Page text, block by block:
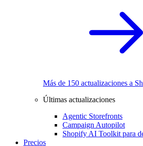
Más de 150 actualizaciones a
Últimas actualizaciones
Agentic Storefronts
Campaign Autopilot
Shopify AI Toolkit para
Precios